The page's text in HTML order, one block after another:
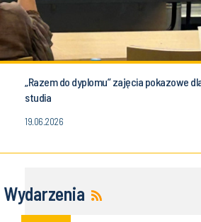
„Razem do dyplomu” zajęcia pokazowe
studia
19.06.2026
Wydarzenia